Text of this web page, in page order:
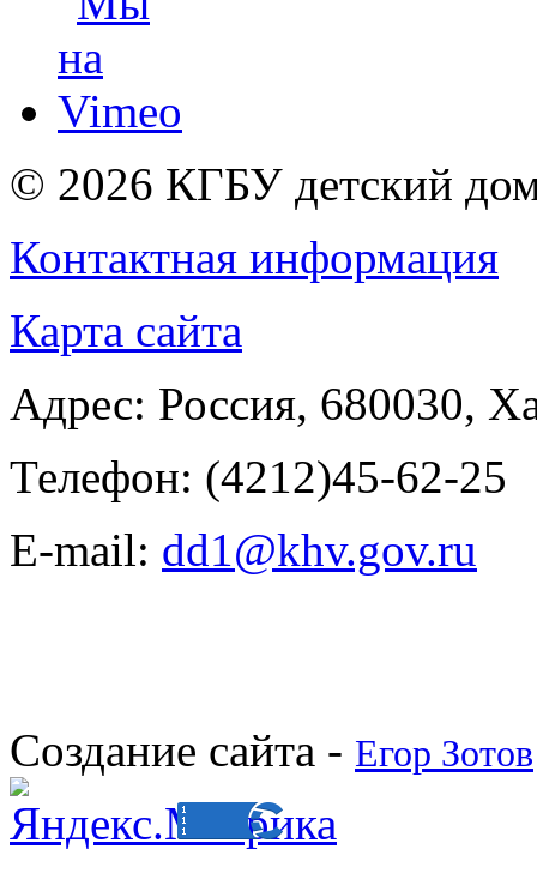
© 2026 КГБУ детский
Контактная информация
Карта сайта
Адрес: Россия, 680030,
Телефон: (4212)45-62-25
E-mail: dd1@khv.gov.ru
Создание сайта - Егор Зотов